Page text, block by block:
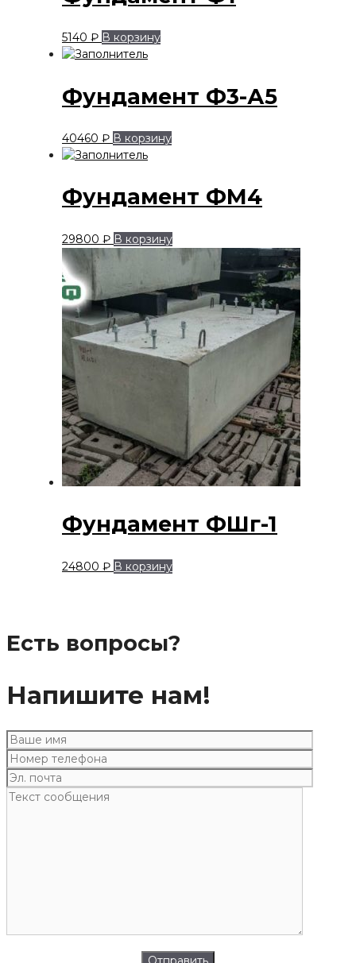
5140 ₽ В корзину
Фундамент Ф3-А5
40460 ₽ В корзину
Фундамент ФМ4
29800 ₽ В корзину
Фундамент ФШг-1
24800 ₽ В корзину
Есть вопросы?
Напишите нам!